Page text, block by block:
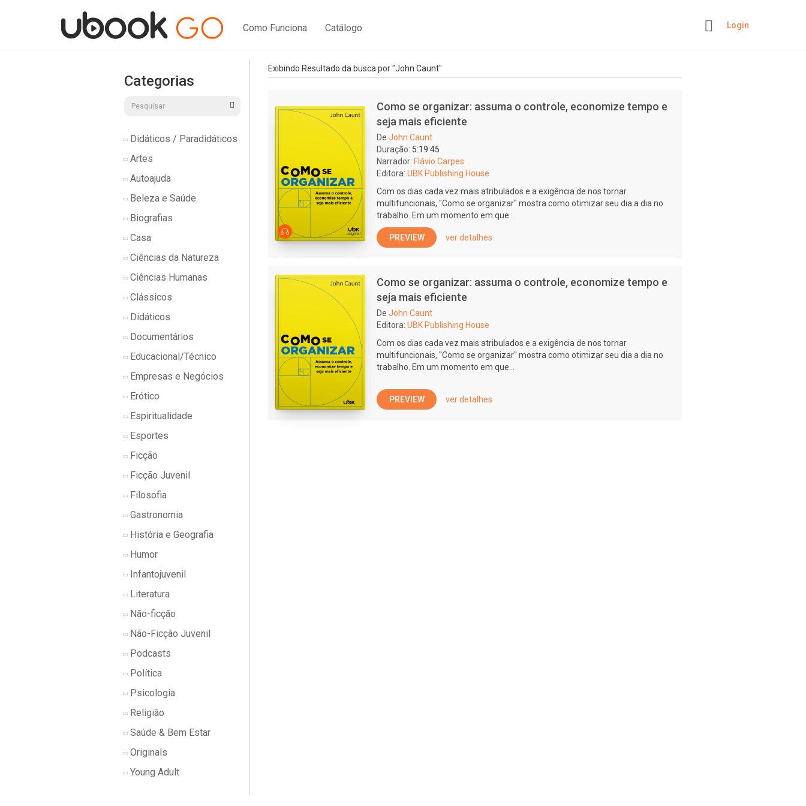
Como Funciona Catálogo Login
Categorias
Didáticos / Paradidáticos
Artes
Autoajuda
Beleza e Saúde
Biografias
Casa
Ciências da Natureza
Ciências Humanas
Clássicos
Didáticos
Documentários
Educacional/Técnico
Empresas e Negócios
Erótico
Espiritualidade
Esportes
Ficção
Ficção Juvenil
Filosofia
Gastronomia
História e Geografia
Humor
Infantojuvenil
Literatura
Não-ficção
Não-Ficção Juvenil
Podcasts
Política
Psicologia
Religião
Saúde & Bem Estar
Originals
Young Adult
Exibindo Resultado da busca por "John Caunt"
Como se organizar: assuma o controle, economize tempo e
seja mais eficiente
De John Caunt
Duração: 5:19:45
Narrador: Flávio Carpes
Editora: UBK Publishing House
Com os dias cada vez mais atribulados e a exigência de nos tornar
multifuncionais, "Como se organizar" mostra como otimizar seu dia a dia no
trabalho. Em um momento em que...
PREVIEW ver detalhes
Como se organizar: assuma o controle, economize tempo e
seja mais eficiente
De John Caunt
Editora: UBK Publishing House
Com os dias cada vez mais atribulados e a exigência de nos tornar
multifuncionais, "Como se organizar" mostra como otimizar seu dia a dia no
trabalho. Em um momento em que...
PREVIEW ver detalhes